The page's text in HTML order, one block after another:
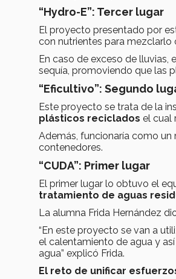
“Hydro-E”: Tercer lugar
El proyecto presentado por
con nutrientes para mezclarlo
En caso de exceso de lluvias,
sequía, promoviendo que las
“Eficultivo”: Segundo
Este proyecto se trata de la
plásticos reciclados el cual
Además, funcionaría como un
contenedores.
“CUDA”: Primer lugar
El primer lugar lo obtuvo el
tratamiento de aguas
La alumna Frida Hernández
“En este proyecto se van a
el calentamiento de agua y
agua” explicó Frida.
El reto de unificar